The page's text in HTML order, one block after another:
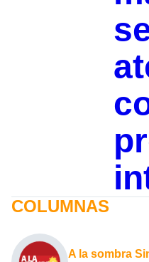
COLUMNAS
A la sombra